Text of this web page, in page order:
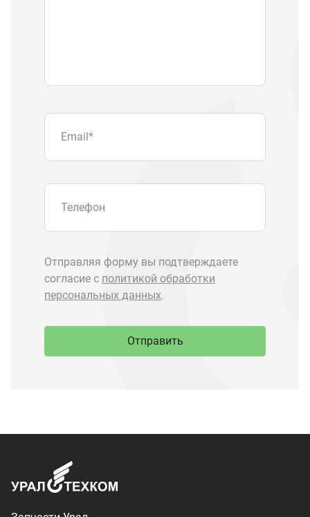
Запчасти Урал
Запчасти Камаз
Спецпредложения
Доставка и оплата